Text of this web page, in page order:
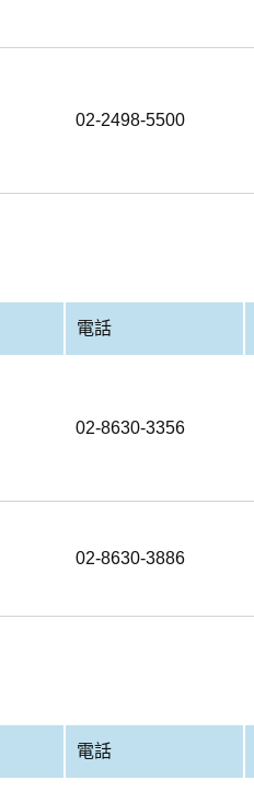
02-2498-5500
電話
02-8630-3356
02-8630-3886
電話